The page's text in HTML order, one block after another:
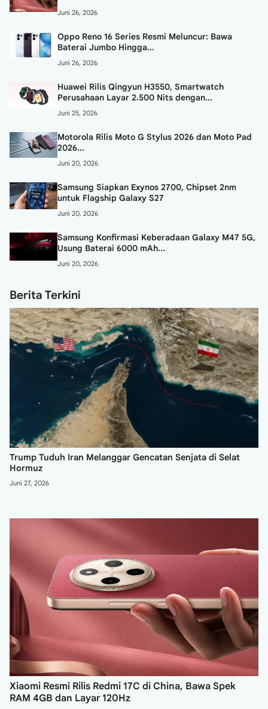
Juni 26, 2026
Oppo Reno 16 Series Resmi Meluncur: Bawa
Baterai Jumbo Hingga...
Juni 26, 2026
Huawei Rilis Qingyun H3550, Smartwatch
Perusahaan Layar 2.500 Nits dengan...
Juni 25, 2026
Motorola Rilis Moto G Stylus 2026 dan Moto Pad
2026...
Juni 20, 2026
Samsung Siapkan Exynos 2700, Chipset 2nm
untuk Flagship Galaxy S27
Juni 20, 2026
Samsung Konfirmasi Keberadaan Galaxy M47 5G,
Usung Baterai 6000 mAh...
Juni 20, 2026
Berita Terkini
Trump Tuduh Iran Melanggar Gencatan Senjata di Selat
Hormuz
Juni 27, 2026
Xiaomi Resmi Rilis Redmi 17C di China, Bawa Spek
RAM 4GB dan Layar 120Hz